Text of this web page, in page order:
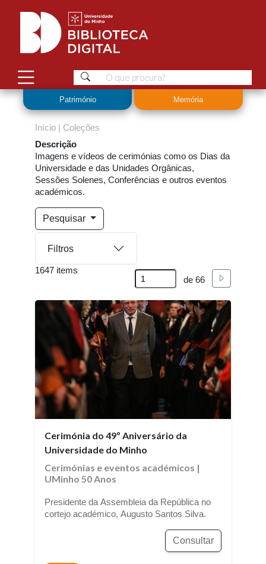
Património Memória
Início
Coleções
Descrição
Imagens e vídeos de cerimónias como os Dias da
Universidade e das Unidades Orgânicas,
Sessões Solenes, Conferências e outros eventos
académicos.
Pesquisar
Filtros
1647 items
de 66
Cerimónia do 49º Aniversário da
Universidade do Minho
Cerimónias e eventos académicos |
UMinho 50 Anos
Presidente da Assembleia da República no
cortejo académico, Augusto Santos Silva.
Consultar